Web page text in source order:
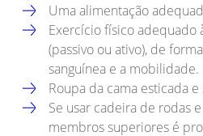
Uma alimentação
Exercício físico adequado
(passivo ou ativo), de
sanguínea e a mobilidade.
Roupa da cama esticada e
Se usar cadeira de rodas
membros superiores é